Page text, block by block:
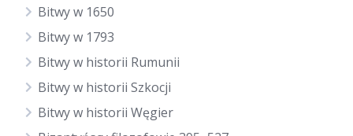
Bitwy w 1650
Bitwy w 1793
Bitwy w historii Rumunii
Bitwy w historii Szkocji
Bitwy w historii Węgier